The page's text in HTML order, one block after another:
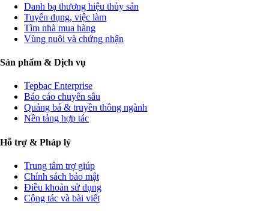
Danh bạ thương hiệu thủy sản
Tuyển dụng, việc làm
Tìm nhà mua hàng
Vùng nuôi và chứng nhận
Sản phẩm & Dịch vụ
Tepbac Enterprise
Báo cáo chuyên sâu
Quảng bá & truyền thông ngành
Nền tảng hợp tác
Hỗ trợ & Pháp lý
Trung tâm trợ giúp
Chính sách bảo mật
Điều khoản sử dụng
Cộng tác và bài viết